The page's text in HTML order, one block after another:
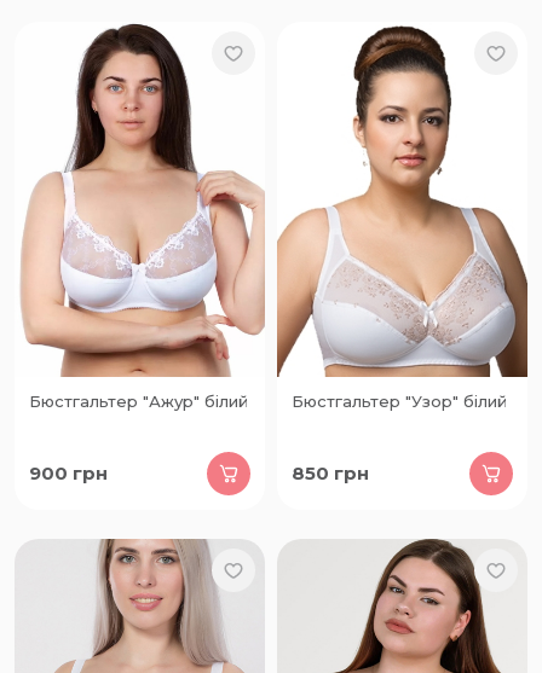
Бюстгальтер "Ажур" білий
900 грн
Бюстгальтер "Узор" білий
850 грн